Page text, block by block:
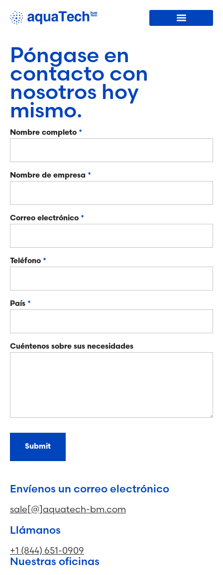
Envíenos un correo electrónico
sale[@]aquatech-bm.com
Llámanos
+1 (844) 651-0909
Nuestras oficinas
Póngase en
contacto con
nosotros hoy
mismo.
Contact
Nombre completo *
Nombre de empresa *
Correo electrónico *
Teléfono *
País *
Cuéntenos sobre sus necesidades
Submit